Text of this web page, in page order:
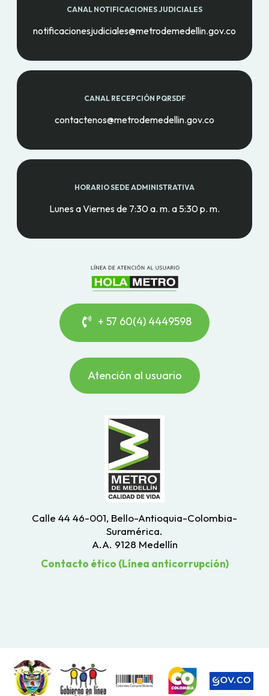
CANAL NOTIFICACIONES JUDICIALES
notificacionesjudiciales@metrodemedellin.gov.co
CANAL RECEPCIÓN PQRSDF
contactenos@metrodemedellin.gov.co
HORARIO SEDE ADMINISTRATIVA
Lunes a Viernes de 7:30 a. m. a 5:30 p. m.
+ 57 60(4) 4449598
Atención al usuario
Calle 44 46-001, Bello-Antioquia-Colombia-
Suramérica.
A.A. 9128 Medellín
Contacto ético (Línea anticorrupción)